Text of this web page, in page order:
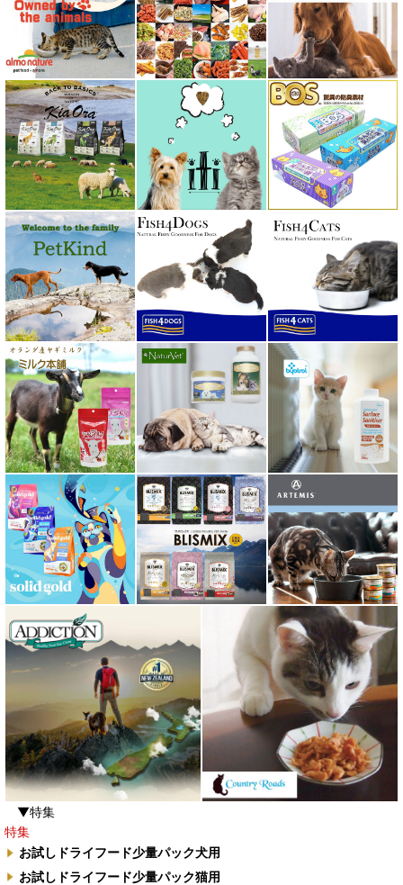
▼特集
特集
お試しドライフード少量パック犬用
お試しドライフード少量パック猫用